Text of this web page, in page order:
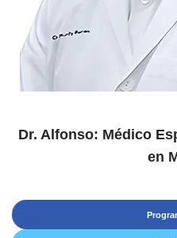
Dr. Alfonso: Médico
en